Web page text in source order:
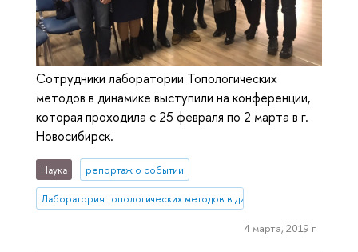
Сотрудники лаборатории Топологических
методов в динамике выступили на конференции,
которая проходила с 25 февраля по 2 марта в г.
Новосибирск.
Наука репортаж о событии
Лаборатория топологических методов в динамике
4 марта, 2019 г.